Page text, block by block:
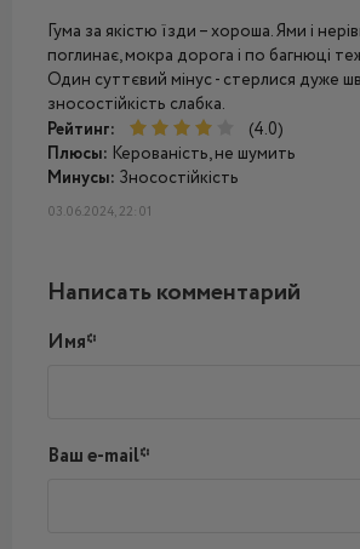
Гума за якістю їзди – хороша. Ями і
поглинає, мокра дорога і по багнюці
Один суттєвий мінус - стерлися дуже
зносостійкість слабка.
Рейтинг:
(4.0)
Плюсы: Керованість, не шумить
Минусы: Зносостійкість
03.06.2024, 22:01
Написать комментарий
Имя*
Ваш e-mail*